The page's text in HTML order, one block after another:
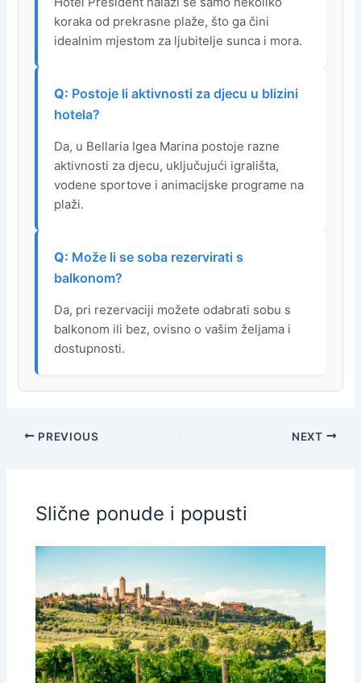
koraka od prekrasne plaže, što ga čini
idealnim mjestom za ljubitelje sunca i mora.
Postoje li aktivnosti za djecu u blizini
hotela?
Da, u Bellaria Igea Marina postoje razne
aktivnosti za djecu, uključujući igrališta,
vodene sportove i animacijske programe na
plaži.
Može li se soba rezervirati s
balkonom?
Da, pri rezervaciji možete odabrati sobu s
balkonom ili bez, ovisno o vašim željama i
dostupnosti.
PREVIOUS NEXT
Slične ponude i popusti